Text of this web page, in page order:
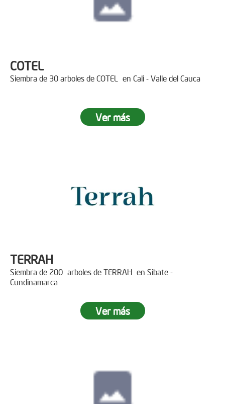
COTEL
Siembra de 30 arboles de COTEL en Cali - Valle del Cauca
Ver más
TERRAH
Siembra de 200 arboles de TERRAH en Sibate -
Cundinamarca
Ver más